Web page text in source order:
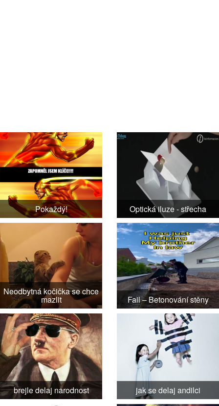
Pokaždý! Optická iluze - střecha
Neodbytná kočička se chce
mazlit Fail – Betonování stěny
brejle delaj narodnost jak se delaj andilci